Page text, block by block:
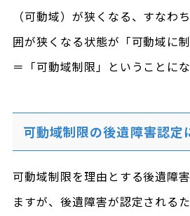
（可動域）が狭くなる、すなわ
囲が狭くなる状態が「可動域に
＝「可動域制限」ということにな
可動域制限の後遺障害認定
可動域制限を理由とする後遺障
ますが、後遺障害が認定される